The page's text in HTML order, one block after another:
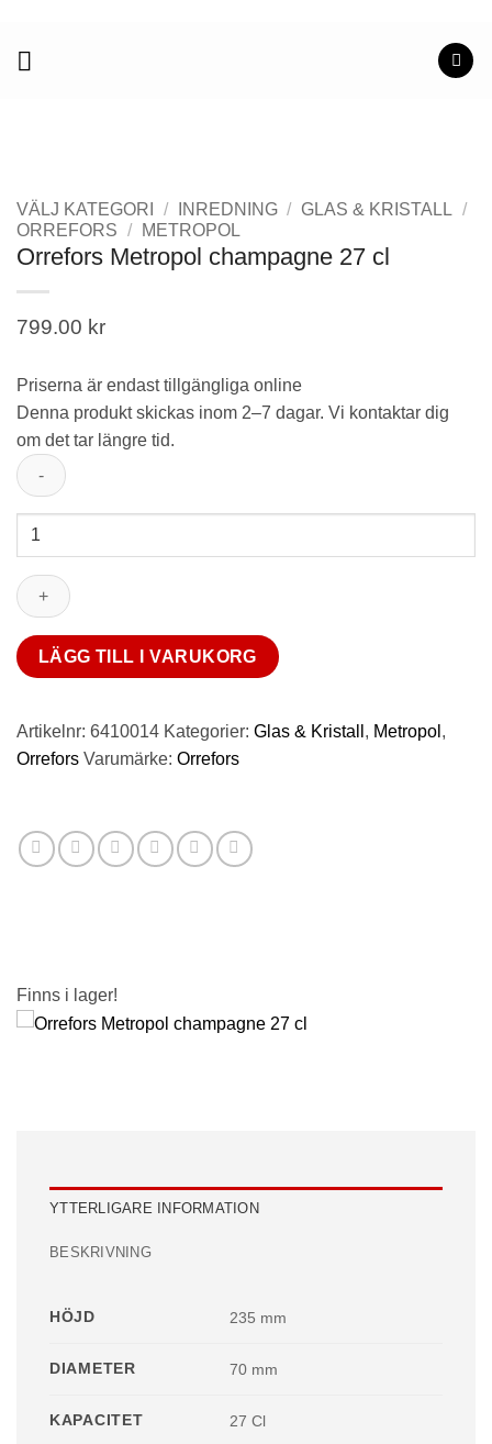
content
VÄLJ KATEGORI / INREDNING / GLAS & KRISTALL /
ORREFORS / METROPOL
Orrefors Metropol champagne 27 cl
799.00 kr
Priserna är endast tillgängliga online
Denna produkt skickas inom 2–7 dagar. Vi kontaktar dig
om det tar längre tid.
Orrefors
champagne
27
mängdLÄGG TILL I VARUKORG
Artikelnr: 6410014 Kategorier: Glas & Kristall , Metropol ,
Orrefors Varumärke: Orrefors
Finns i lager!
YTTERLIGARE INFORMATION
BESKRIVNING
HÖJD 235 mm
DIAMETER 70 mm
KAPACITET 27 Cl